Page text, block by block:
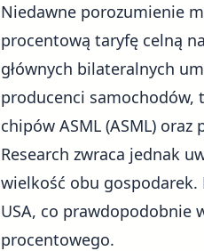
Niedawne porozumienie
procentową taryfę celną
głównych bilateralnych
producenci samochodów,
chipów ASML (ASML) oraz
Research zwraca jednak
wielkość obu gospodarek.
USA, co prawdopodobnie
procentowego.